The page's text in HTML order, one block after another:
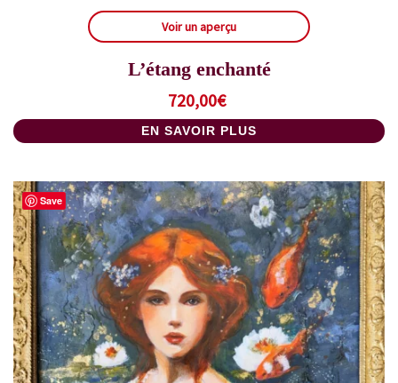
Voir un aperçu
L’étang enchanté
720,00€
EN SAVOIR PLUS
Save